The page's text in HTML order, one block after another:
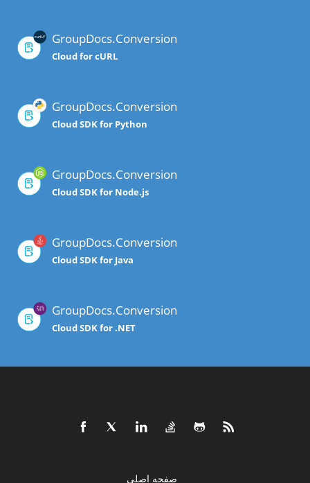
GroupDocs.Conversion
Cloud for cURL
GroupDocs.Conversion
Cloud SDK for Python
GroupDocs.Conversion
Cloud SDK for Node.js
GroupDocs.Conversion
Cloud SDK for Java
GroupDocs.Conversion
Cloud SDK for .NET
صفحه اصلی